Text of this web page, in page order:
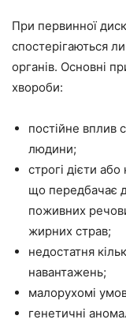
При первинної
спостерігаються
органів. Основні
хвороби:
постійне вплив
людини;
строгі дієти
що передбачає
поживних
жирних страв;
недостатня
навантажень;
малорухомі
генетичні